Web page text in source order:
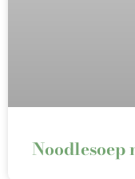
Noodlesoep